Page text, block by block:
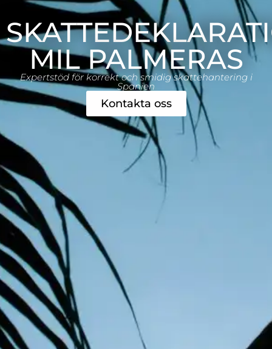
MIL PALMERAS
Expertstöd för korrekt och smidig skattehantering i
Spanien
Kontakta oss